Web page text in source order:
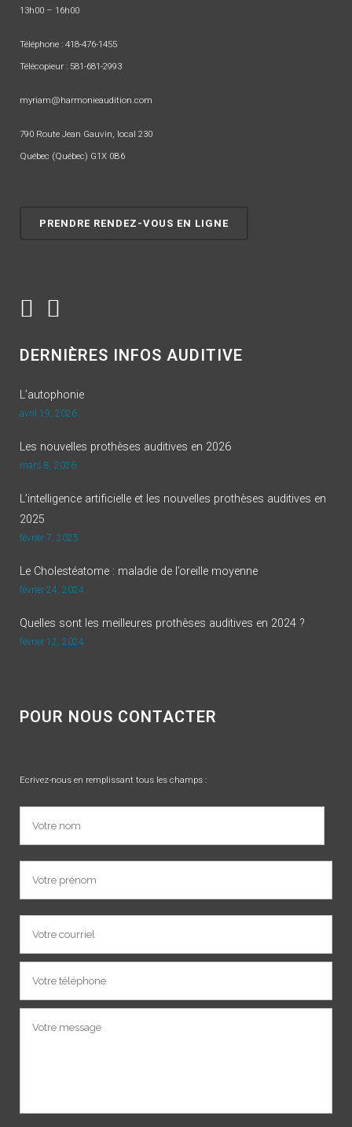
13h00 – 16h00
Téléphone : 418-476-1455
Télécopieur : 581-681-2993
myriam@harmonieaudition.com
790 Route Jean Gauvin, local 230
Québec (Québec) G1X 0B6
PRENDRE RENDEZ-VOUS EN LIGNE
DERNIÈRES INFOS AUDITIVE
L’autophonie
avril 19, 2026
Les nouvelles prothèses auditives en 2026
mars 8, 2026
L’intelligence artificielle et les nouvelles prothèses auditives en
2025
février 7, 2025
Le Cholestéatome : maladie de l’oreille moyenne
février 24, 2024
Quelles sont les meilleures prothèses auditives en 2024 ?
février 12, 2024
POUR NOUS CONTACTER
Ecrivez-nous en remplissant tous les champs :